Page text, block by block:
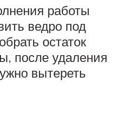
работы
ведро под
остаток
после удаления
вытереть